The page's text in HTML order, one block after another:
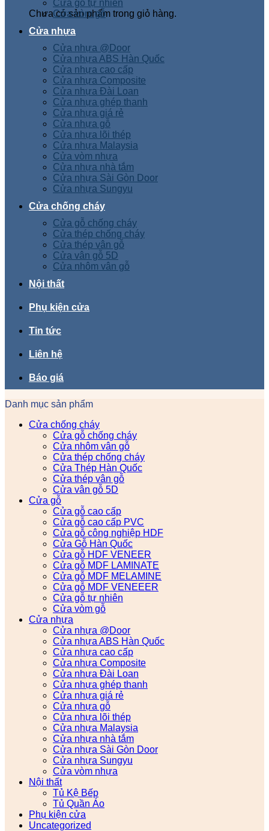
Chưa có sản phẩm trong giỏ hàng.
Cửa gỗ tự nhiên
Cửa vòm gỗ
Cửa nhựa
Cửa nhựa @Door
Cửa nhựa ABS Hàn Quốc
Cửa nhựa cao cấp
Cửa nhựa Composite
Cửa nhựa Đài Loan
Cửa nhựa ghép thanh
Cửa nhựa giá rẻ
Cửa nhựa gỗ
Cửa nhựa lõi thép
Cửa nhựa Malaysia
Cửa vòm nhựa
Cửa nhựa nhà tắm
Cửa nhựa Sài Gòn Door
Cửa nhựa Sungyu
Cửa chống cháy
Cửa gỗ chống cháy
Cửa thép chống cháy
Cửa thép vân gỗ
Cửa vân gỗ 5D
Cửa nhôm vân gỗ
Nội thất
Phụ kiện cửa
Tin tức
Liên hệ
Báo giá
Danh mục sản phẩm
Cửa chống cháy
Cửa gỗ chống cháy
Cửa nhôm vân gỗ
Cửa thép chống cháy
Cửa Thép Hàn Quốc
Cửa thép vân gỗ
Cửa vân gỗ 5D
Cửa gỗ
Cửa gỗ cao cấp
Cửa gỗ cao cấp PVC
Cửa gỗ công nghiệp HDF
Cửa Gỗ Hàn Quốc
Cửa gỗ HDF VENEER
Cửa gỗ MDF LAMINATE
Cửa gỗ MDF MELAMINE
Cửa gỗ MDF VENEEER
Cửa gỗ tự nhiên
Cửa vòm gỗ
Cửa nhựa
Cửa nhựa @Door
Cửa nhựa ABS Hàn Quốc
Cửa nhựa cao cấp
Cửa nhựa Composite
Cửa nhựa Đài Loan
Cửa nhựa ghép thanh
Cửa nhựa giá rẻ
Cửa nhựa gỗ
Cửa nhựa lõi thép
Cửa nhựa Malaysia
Cửa nhựa nhà tắm
Cửa nhựa Sài Gòn Door
Cửa nhựa Sungyu
Cửa vòm nhựa
Nội thất
Tủ Kệ Bếp
Tủ Quần Áo
Phụ kiện cửa
Uncategorized